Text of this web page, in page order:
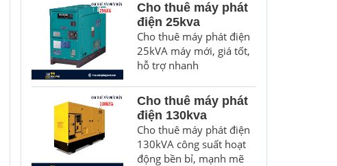
Cho thuê máy phát
điện 25kva
Cho thuê máy phát điện
25kVA máy mới, giá tốt,
hỗ trợ nhanh
Cho thuê máy phát
điện 130kva
Cho thuê máy phát điện
130kVA công suất hoạt
động bền bỉ, mạnh mẽ